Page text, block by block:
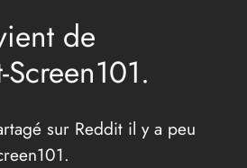
de
sur Reddit il y a peu